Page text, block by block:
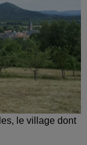
le village dont